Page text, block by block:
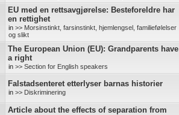
EU med en rettsavgjørelse: Besteforeldre har
en rettighet
in >> Morsinstinkt, farsinstinkt, hjemlengsel, familiefølelser
og slikt
The European Union (EU): Grandparents have
a right
in >> Section for English speakers
Falstadsenteret etterlyser barnas historier
in >> Diskriminering
Article about the effects of separation from